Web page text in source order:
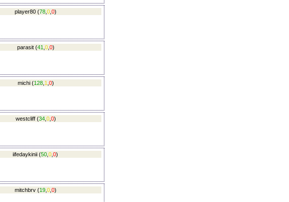
player80 (78, 0, 0)
parasit (41 0, 0)
michi (128, 1 0)
westcliff (34, 0, 0)
iifedaykinii (50 0 0)
mitchbrv (19, 0, 0)